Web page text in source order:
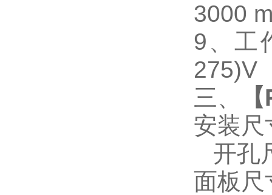
3000
9 、工
三、
【
安装尺
开孔
面板尺